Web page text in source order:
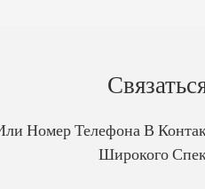
Номер Телефона В
Широкого